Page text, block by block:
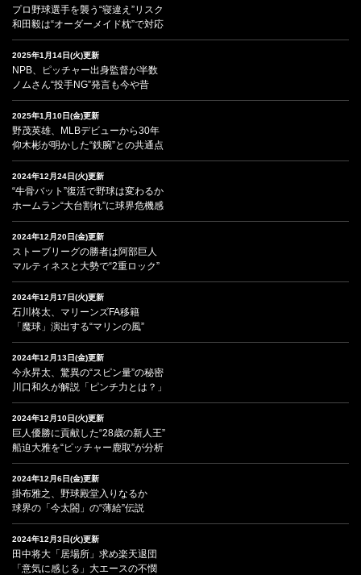
プロ野球選手を襲う“寝違え”リスク
和田毅は“オーダーメイド枕”で対応
2025年1月14日(火)更新
NPB、ピッチャー出身監督が半数
ノムさん“投手NG”発言も今や昔
2025年1月10日(金)更新
野茂英雄、MLBデビューから30年
仰木彬が明かした“鉄腕”との共通点
2024年12月24日(火)更新
“牛骨バット”復活で野球は変わるか
ホームラン“大台割れ”に球界危機感
2024年12月20日(金)更新
ストーブリーグの勝者は阿部巨人
マルティネスと大勢で“2重ロック”
2024年12月17日(火)更新
石川柊太、マリーンズFA移籍
「魔球」演出する“マリンの風”
2024年12月13日(金)更新
今永昇太、驚異の“スピン量”の秘密
川口和久が解説「ピンチ力とは？」
2024年12月10日(火)更新
巨人優勝に貢献した“28歳の新人王”
船迫大雅を“ピッチャー鹿取”が分析
2024年12月6日(金)更新
掛布雅之、野球殿堂入りなるか
球界の「今太閤」の“薄給”伝説
2024年12月3日(火)更新
田中将大「居場所」求め楽天退団
「意気に感じる」大エースの不憫